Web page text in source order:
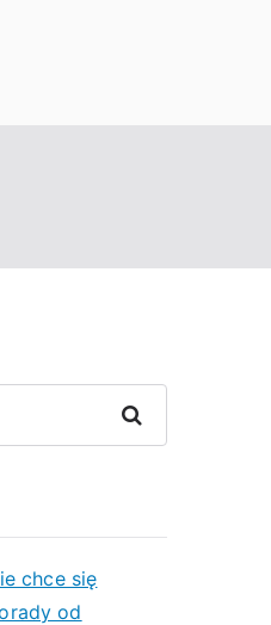
Suchen
chce się
od